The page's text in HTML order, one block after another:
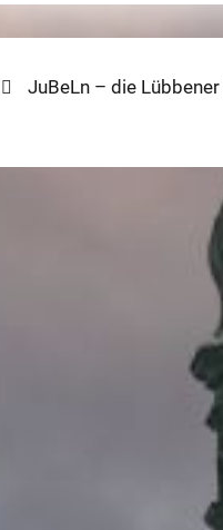
Previous
JuBeLn – die